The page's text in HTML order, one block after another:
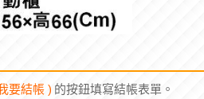
要結帳 ) 的按鈕填寫結帳表單。